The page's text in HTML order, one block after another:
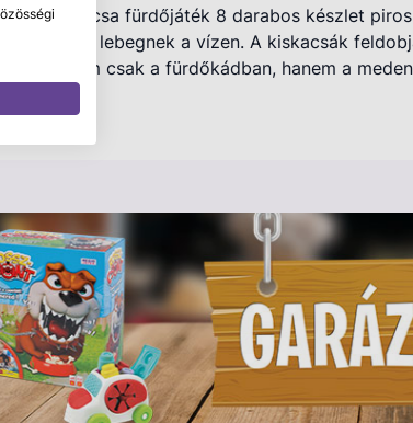
A Gumikacsa fürdőjáték 8 darabos készlet
amik lebegnek a vízen. A kiskacsák
nem csak a fürdőkádban, hanem a
6 cm.